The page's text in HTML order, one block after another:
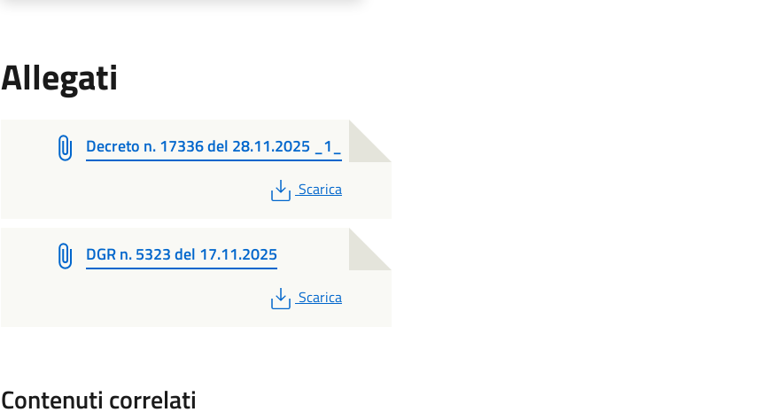
Allegati
Decreto n. 17336 del 28.11.2025 _1_
PDF
Scarica
DGR n. 5323 del 17.11.2025
PDF
Scarica
Contenuti correlati